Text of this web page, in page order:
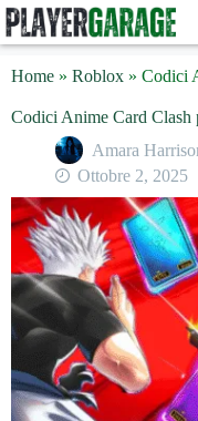
Salta
al
contenuto
Home » Roblox » Codici
Codici Anime Card Clash
Amara
Ottobre 2, 2025